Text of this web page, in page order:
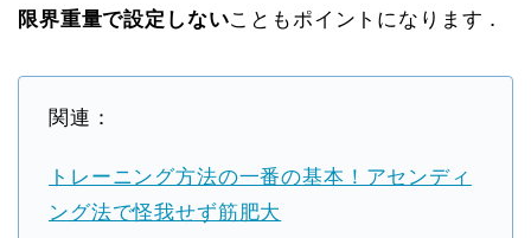
限界重量で設定しないこともポイントになります．
関連：
トレーニング方法の一番の基本！アセンディ
ング法で怪我せず筋肥大